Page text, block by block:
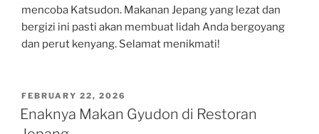
mencoba Katsudon. Makanan Jepang yang lezat dan
bergizi ini pasti akan membuat lidah Anda bergoyang
dan perut kenyang. Selamat menikmati!
POSTED
ON
FEBRUARY 22, 2026
Enaknya Makan Gyudon di Restoran